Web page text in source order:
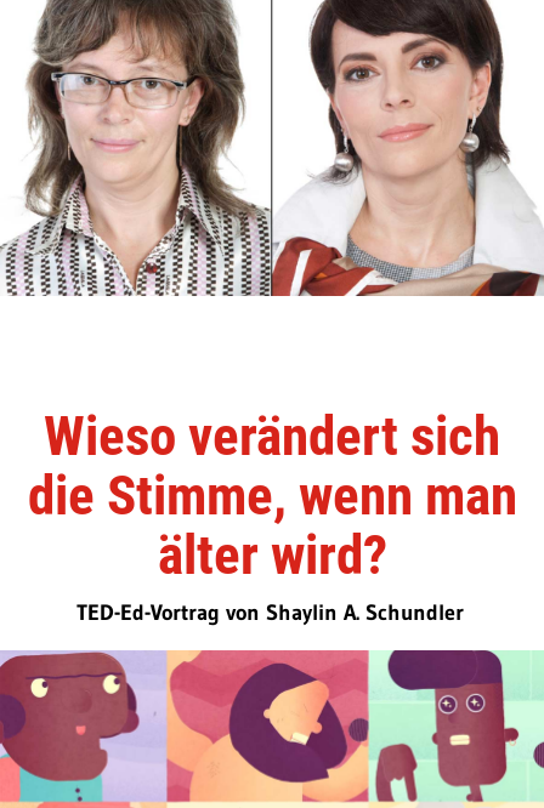
Wieso verändert sich
die Stimme, wenn man
älter wird?
TED-Ed-Vortrag von Shaylin A. Schundler